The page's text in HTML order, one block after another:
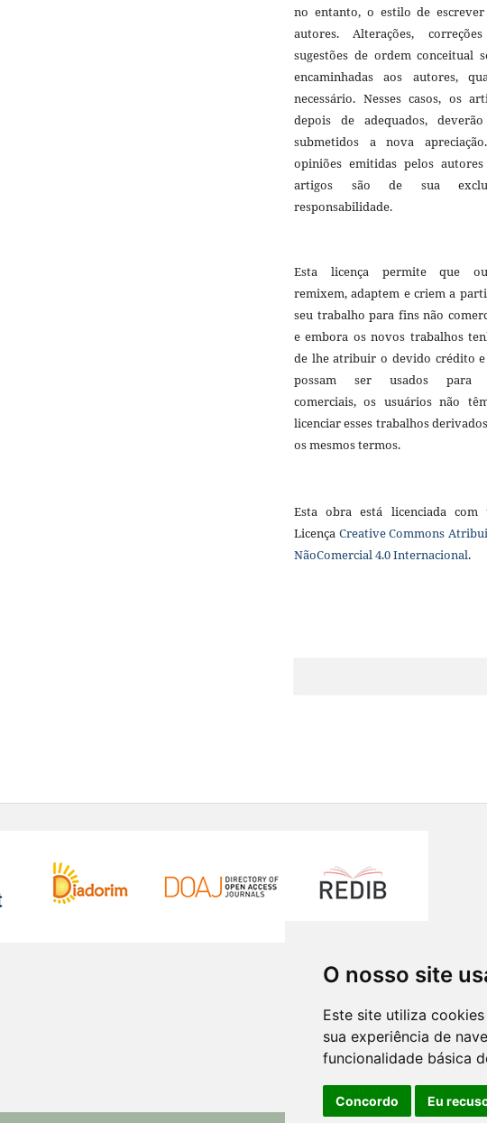
O nosso site
Este site utiliza
sua experiência de
funcionalidade básica
Concordo Eu
no entanto, o estilo de
autores. Alterações,
sugestões de ordem conceitual
encaminhadas aos autores,
necessário. Nesses casos, os
depois de adequados,
submetidos a nova
opiniões emitidas pelos
artigos são de sua
responsabilidade.
Esta licença permite que
remixem, adaptem e criem a
seu trabalho para fins não
e embora os novos trabalhos
de lhe atribuir o devido crédito e
possam ser usados para
comerciais, os usuários não
licenciar esses trabalhos
os mesmos termos.
Esta obra está licenciada com
Licença Creative Commons
NãoComercial 4.0 Internacional.